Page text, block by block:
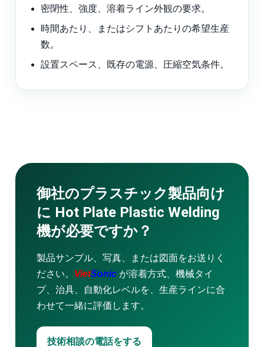
密閉性、強度、溶着ライン外観の要求。
時間あたり、またはシフトあたりの希望生産
数。
設置スペース、既存の電源、圧縮空気条件。
御社のプラスチック製品向け
に Hot Plate Plastic Welding
機が必要ですか？
製品サンプル、写真、または図面をお送りく
ださい。 VietSonic が溶着方式、機械タイ
プ、治具、自動化レベルを、生産ラインに合
わせて一緒に評価します。
技術相談の電話をする